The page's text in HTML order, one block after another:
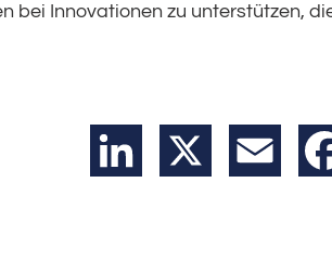
bei Innovationen zu unterstützen,
LinkedIn Email